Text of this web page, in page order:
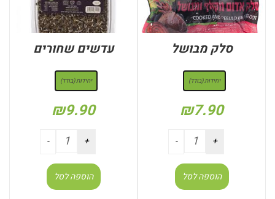
סלק מבושל
יחידות (בודד)
₪7.90
הוספה לסל
עדשים שחורים
יחידות (בודד)
₪9.90
הוספה לסל